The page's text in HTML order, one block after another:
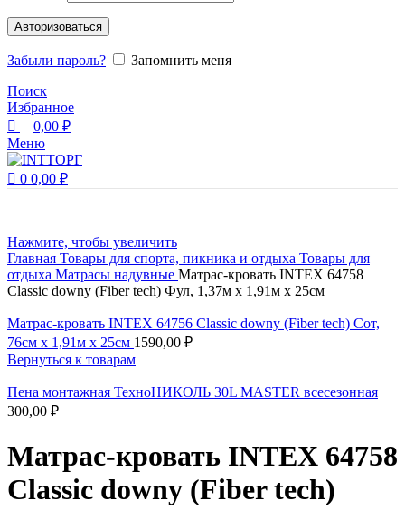
Авторизоваться
Забыли пароль?
Запомнить меня
Поиск
Избранное
0,00 ₽
Меню
0 0,00 ₽
Нажмите, чтобы увеличить
Главная Товары для спорта, пикника и отдыха Товары для
отдыха Матрасы надувные Матрас-кровать INTEX 64758
Classic downy (Fiber tech) Фул, 1,37м x 1,91м x 25см
Матрас-кровать INTEX 64756 Classic downy (Fiber tech) Cот,
76см x 1,91м x 25см 1590,00 ₽
Вернуться к товарам
Пена монтажная ТехноНИКОЛЬ 30L MASTER всесезонная
300,00 ₽
Матрас-кровать INTEX 64758
Classic downy (Fiber tech)